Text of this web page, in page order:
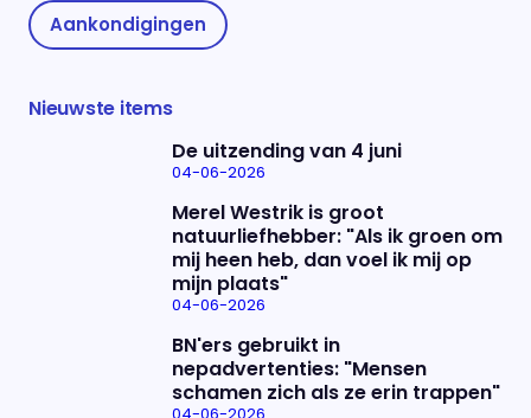
Aankondigingen
Nieuwste items
De uitzending van 4 juni
04-06-2026
Merel Westrik is groot
natuurliefhebber: "Als ik groen om
mij heen heb, dan voel ik mij op
mijn plaats"
04-06-2026
BN'ers gebruikt in
nepadvertenties: "Mensen
schamen zich als ze erin trappen"